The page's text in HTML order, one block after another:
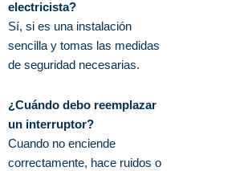
electricista?
Sí, si es una instalación
sencilla y tomas las medidas
de seguridad necesarias.
¿Cuándo debo reemplazar
un interruptor?
Cuando no enciende
correctamente, hace ruidos o